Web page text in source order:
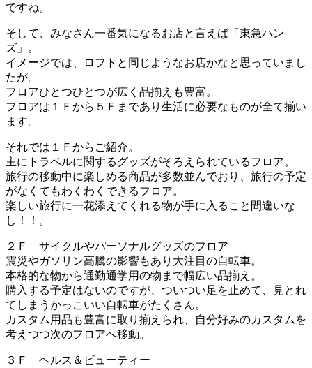
ですね。
そして、みなさん一番気になるお店と言えば「東急ハン
ズ」。
イメージでは、ロフトと同じようなお店かなと思っていまし
たが。
フロアひとつひとつが広く品揃えも豊富。
フロアは１Ｆから５Ｆまであり生活に必要なものが全て揃い
ます。
それでは１Ｆからご紹介。
主にトラベルに関するグッズがそろえられているフロア。
旅行の移動中に楽しめる商品が多数並んでおり、旅行の予定
がなくてもわくわくできるフロア。
楽しい旅行に一花添えてくれる物が手に入ること間違いな
し！！。
２Ｆ サイクルやパーソナルグッズのフロア
震災やガソリン高騰の影響もあり大注目の自転車。
本格的な物から通勤通学用の物まで幅広い品揃え。
購入する予定はないのですが、ついつい足を止めて、見とれ
てしまうかっこいい自転車がたくさん。
カスタム用品も豊富に取り揃えられ、自分好みのカスタムを
考えつつ次のフロアへ移動。
３Ｆ ヘルス＆ビューティー